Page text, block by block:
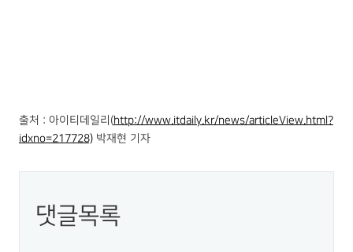
출처 : 아이티데일리(http://www.itdaily.kr/news/articleView.html?
idxno=217728)박재현 기자
댓글목록